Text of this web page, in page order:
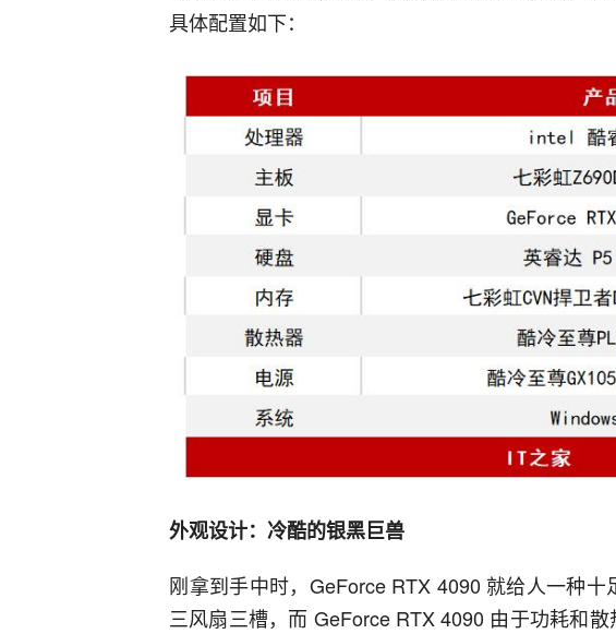
三风扇三槽，而 GeForce RTX 4090 由于功耗和